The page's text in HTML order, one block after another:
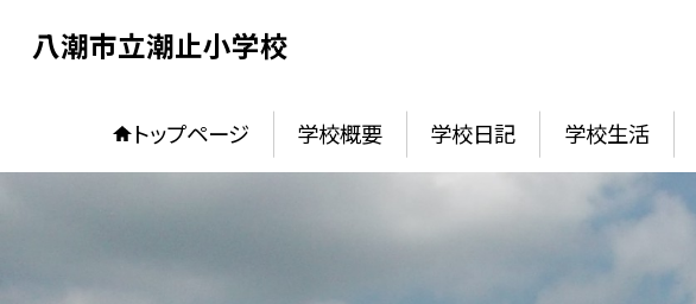
八潮市立潮止小学校
トップページ 学校概要 学校日記 学校生活